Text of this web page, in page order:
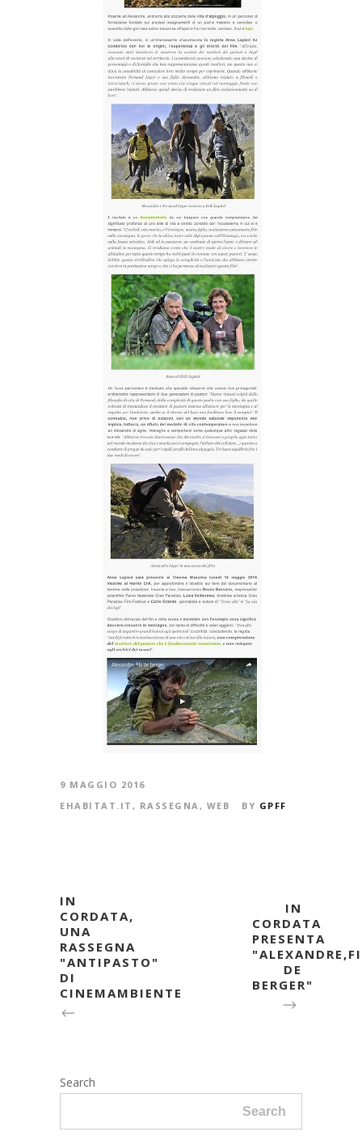
9 MAGGIO 2016
EHABITAT.IT , RASSEGNA , WEB BY GPFF
IN
CORDATA,
UNA
RASSEGNA
"ANTIPASTO"
DI
CINEMAMBIENTE
IN
CORDATA
PRESENTA
DE
BERGER"
Search
Search